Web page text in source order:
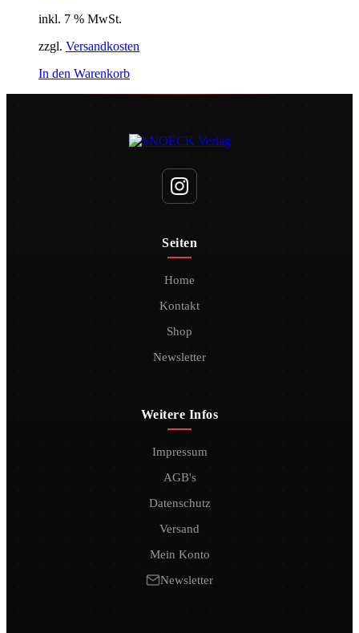
inkl. 7 % MwSt.
zzgl. Versandkosten
In den Warenkorb
Seiten
Home
Kontakt
Shop
Newsletter
Weitere Infos
Impressum
AGB's
Datenschutz
Versand
Mein Konto
Newsletter